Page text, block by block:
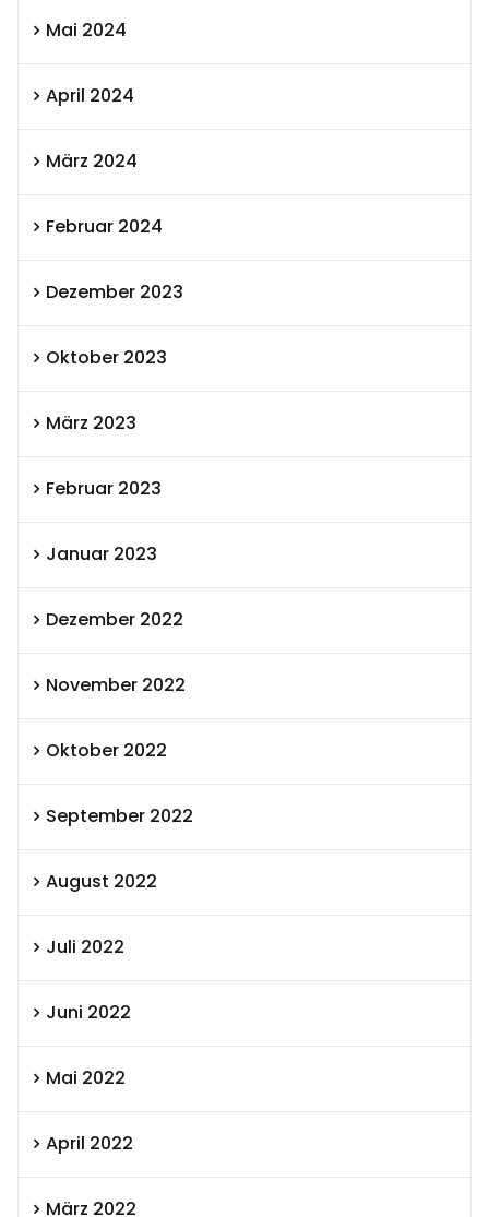
Mai 2024
April 2024
März 2024
Februar 2024
Dezember 2023
Oktober 2023
März 2023
Februar 2023
Januar 2023
Dezember 2022
November 2022
Oktober 2022
September 2022
August 2022
Juli 2022
Juni 2022
Mai 2022
April 2022
März 2022